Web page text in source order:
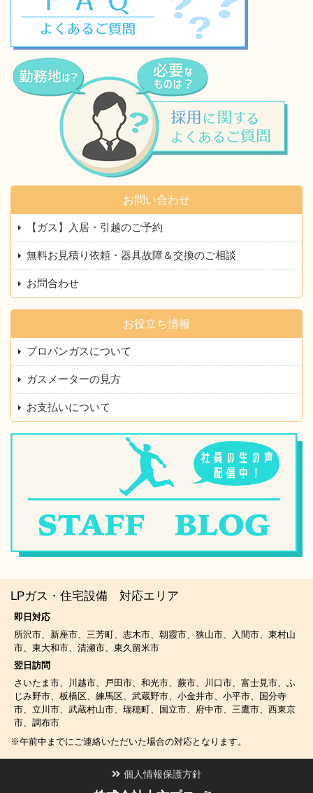
お問い合わせ
【ガス】入居・引越のご予約
無料お見積り依頼・器具故障＆交換のご相談
お問合わせ
お役立ち情報
プロパンガスについて
ガスメーターの見方
お支払いについて
LPガス・住宅設備 対応エリア
即日対応
所沢市、新座市、三芳町、志木市、朝霞市、狭山市、入間市、東村山
市、東大和市、清瀬市、東久留米市
翌日訪問
さいたま市、川越市、戸田市、和光市、蕨市、川口市、富士見市、ふ
じみ野市、板橋区、練馬区、武蔵野市、小金井市、小平市、国分寺
市、立川市、武蔵村山市、瑞穂町、国立市、府中市、三鷹市、西東京
市、調布市
※午前中までにご連絡いただいた場合の対応となります。
個人情報保護方針